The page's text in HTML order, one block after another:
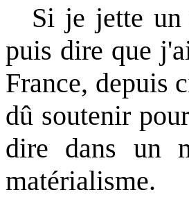
Si je jette un
puis dire que
France, depuis
dû soutenir
dire dans un
matérialisme.